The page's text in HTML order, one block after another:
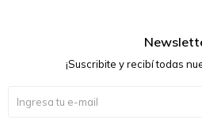
¡Suscribite y recibí todas